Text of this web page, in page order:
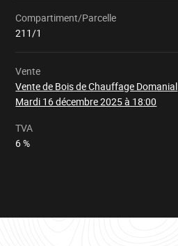
Compartiment/Parcelle
211/1
Vente
Vente de Bois de Chauffage Domanial
Mardi 16 décembre 2025 à 18:00
Chargement
TVA
6 %